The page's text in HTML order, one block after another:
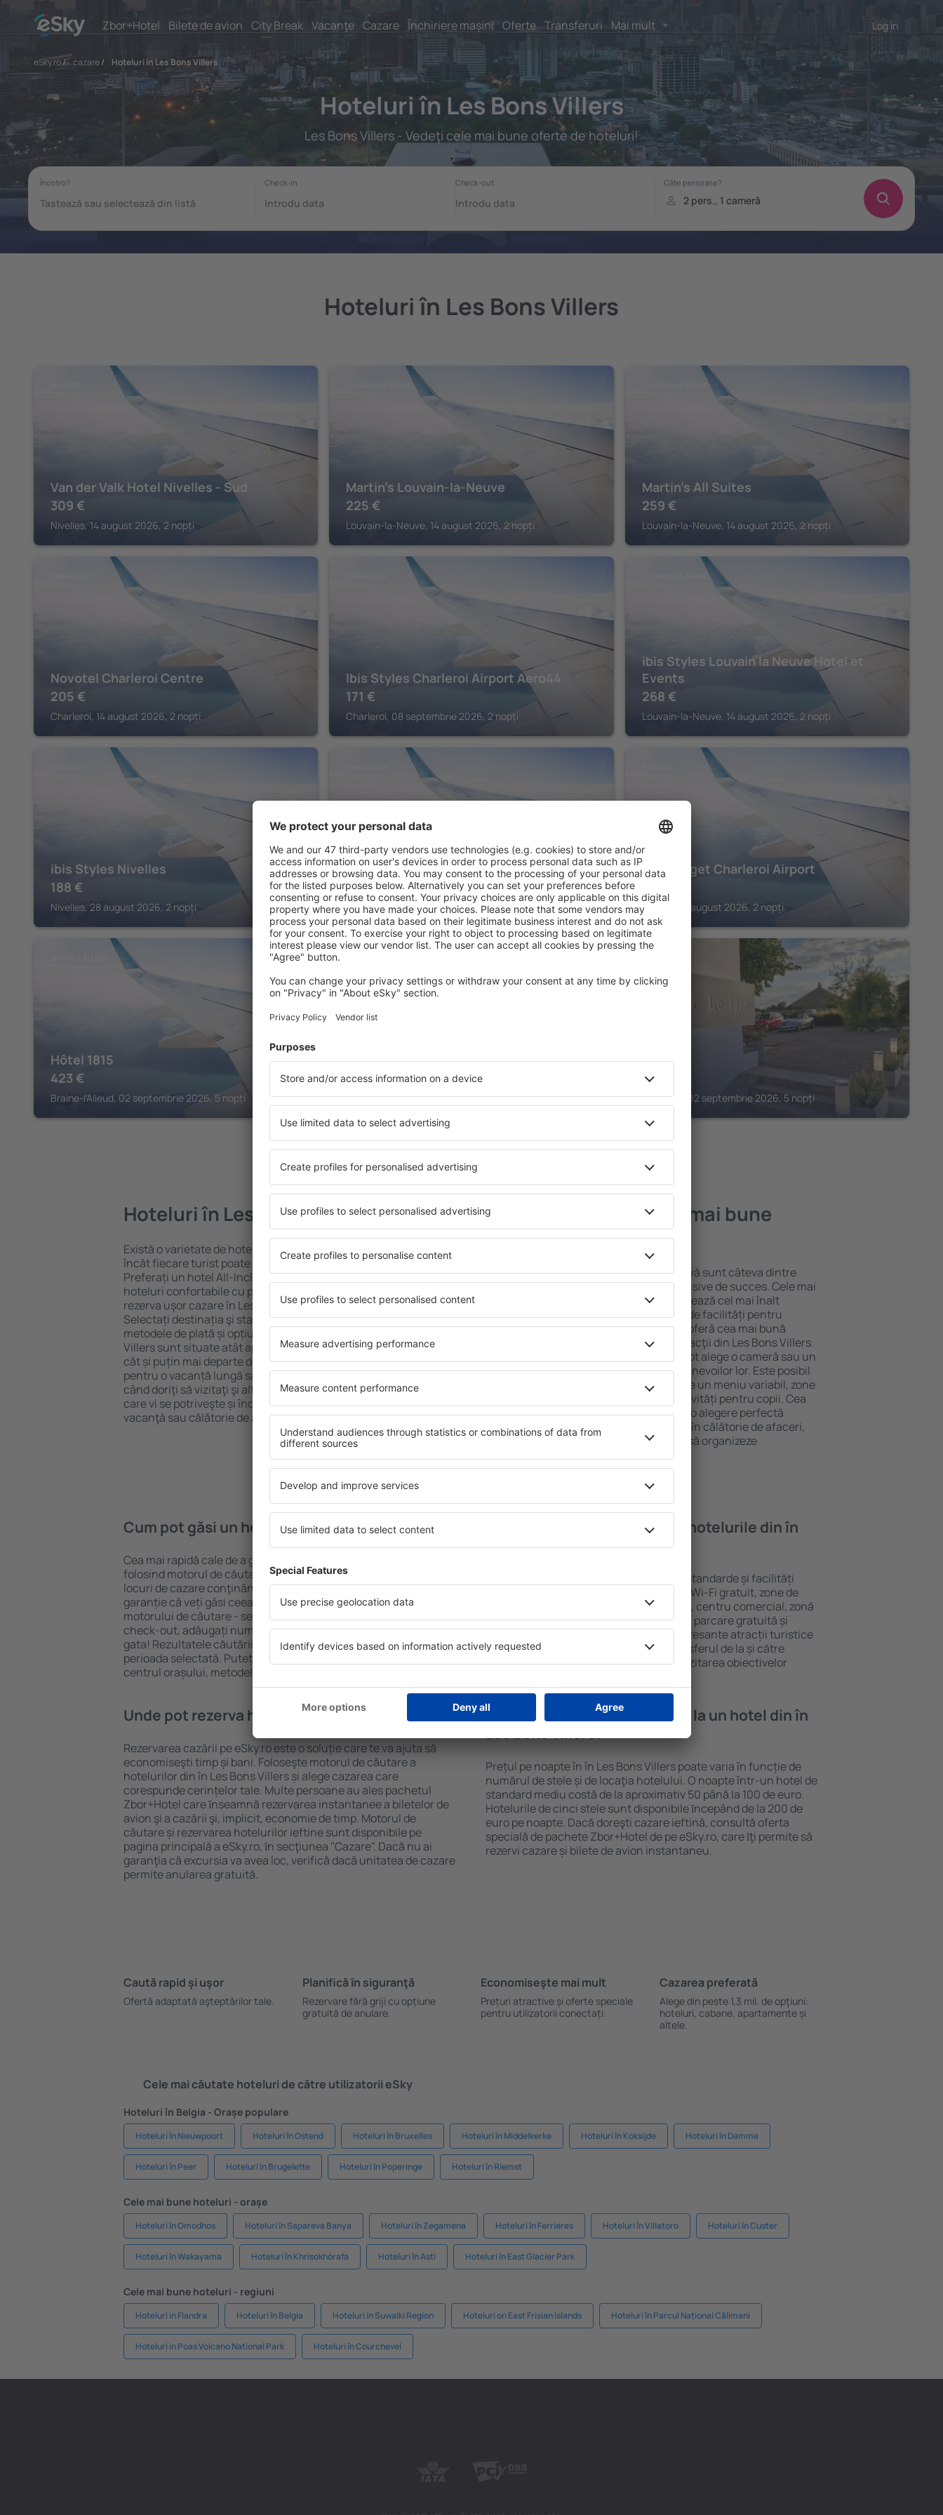
Zbor+Hotel Bilete de avion City Break Vacanţe Cazare Închiriere mașini Oferte Transferuri Mai mult Log in
eSky.ro/ cazare/ Hoteluri în Les Bons Villers
Hoteluri în Les Bons Villers
Les Bons Villers - Vedeţi cele mai bune oferte de hoteluri!
Hoteluri în Les Bons Villers
Van der Valk Hotel Nivelles - Sud
309 €
Nivelles, 14 august 2026, 2 nopți
Martin's Louvain-la-Neuve
225 €
Louvain-la-Neuve, 14 august 2026, 2 nopți
Martin's All Suites
259 €
Louvain-la-Neuve, 14 august 2026, 2 nopți
Novotel Charleroi Centre
205 €
Charleroi, 14 august 2026, 2 nopți
Ibis Styles Charleroi Airport Aero44
171 €
Charleroi, 08 septembrie 2026, 2 nopți
ibis Styles Louvain la Neuve Hotel et
Events
268 €
Louvain-la-Neuve, 14 august 2026, 2 nopți
ibis Styles Nivelles
188 €
Nivelles, 28 august 2026, 2 nopți
Ibis Charleroi Centre Gare
190€
Charleroi, 14 august 2026, 2 nopți
Ibis budget Charleroi Airport
Fleurus, 14 august 2026, 2 nopți
Hôtel 1815
423 €
Braine-l'Alleud, 02 septembrie 2026, 5 nopți
Le Manoir du Capitaine
341€
Seneffe, 14 august 2026, 2 nopți
Le 1815
540
Waterloo, 02 septembrie 2026, 5 nopți
Vedeți mai multe hoteluri în Les Bons Villers
Hoteluri în Les Bons Villers
Există o varietate de hoteluri disponibile în Les Bons Villers, astfel
încât fiecare turist poate găsi cazare potrivită nevoilor sale.
Preferați un hotel All-Inclusive cu standarde ȋnalte sau preferați
hoteluri confortabile cu preţuri mici? Cu ajutorul nostru puteți
rezerva uşor cazare în Les Bons Villers} pentru orice buget!
Selectați destinația şi standardul pentru hotel, verificați
metodele de plată și opțiunile de anulare. Hotelurile în Les Bons
Villers sunt situate atât aproape de atracţiile turistice populare,
cât și puțin mai departe de aglomerație. Toate sunt disponibile
pentru o vacanță lungă sau perfecte doar pentru o noapte atunci
când doriţi să vizitaţi şi alte oraşe din apropiere. Alegeți hotelul
care vi se potriveşte și începeți să vă faceți bagajele pentru o
vacanţă sau călătorie de afaceri!
Les Bons Villers – cele mai bune
hoteluri
O varietate de servicii și o locație atractivă sunt câteva dintre
elementele cheie ale unui hotel All-Inclusive de succes. Cele mai
bune hoteluri din Les Bons Villers garantează cel mai înalt
standard pentru servicii și o gamă largă de facilități pentru
oaspeți. O cazare cu standarde ridicate oferă cea mai bună
locație, ȋn apropiere de principalele distracţii din Les Bons Villers.
Oaspeții pot folosi parcarea gratuită și pot alege o cameră sau un
apartament care să corespundă perfect nevoilor lor. Este posibil
ca hotelurile cu standarde ȋnalte să ofere un meniu variabil, zone
de wellness precum spa și fitness, și activități pentru copii. Cea
mai bună cazare în Les Bons Villers este o alegere perfectă
pentru cupluri, familii și persoane aflate în călătorie de afaceri,
precum și pentru companii care doresc să organizeze
Cum pot găsi un hotel în Les Bons Villers?
Cea mai rapidă cale de a găsi un hotel în Les Bons Villers este
folosind motorul de căutare cazare eSky. Baza mare de date cu
locuri de cazare conţinând o gamă largă de opţiuni este o
garanție că veți găsi ceea ce căutați. Completați câmpurile
motorului de căutare - selectați locul, alegeți data de check-in și
check-out, adăugați numărul de oaspeți, numărul de camere şi
gata! Rezultatele căutării vă vor arăta cazarea disponibilă ȋn
perioada selectată. Puteți verifica uşor distanța de la hotel ȋn
centrul orașului, metodele de plată și clasificarea hotelului.
Ce fel de facilităţi voi găsi ȋn hotelurile din în
Les Bons Villers?
Hotelurile în Les Bons Villers au diferite standarde și facilități
pentru oaspeți. Cele mai frecvente sunt Wi-Fi gratuit, zone de
wellness cu SPA, mini bar/seif în cameră, centru comercial, zonă
de luat masa, zonă de joacă pentru copii, parcare gratuită și
broșuri informative despre cele mai interesante atracții turistice
din zonă. Unele proprietăți includ și transferul de la și către
aeroport. Uneori, acestea încurajează vizitarea obiectivelor
Unde pot rezerva hoteluri ȋn în Les Bons Villers?
Rezervarea cazării pe eSky.ro este o soluție care te va ajuta să
economiseşti timp și bani. Foloseşte motorul de căutare a
hotelurilor din în Les Bons Villers și alege cazarea care
corespunde cerințelor tale. Multe persoane au ales pachetul
Zbor+Hotel care ȋnseamnă rezervarea instantanee a biletelor de
avion şi a cazării şi, implicit, economie de timp. Motorul de
căutare și rezervarea hotelurilor ieftine sunt disponibile pe
pagina principală a eSky.ro, ȋn secţiunea "Cazare". Dacă nu ai
garanţia că excursia va avea loc, verifică dacă unitatea de cazare
permite anularea gratuită.
Cât costă o noapte de cazare la un hotel din în
Les Bons Villers?
Prețul pe noapte în în Les Bons Villers poate varia în funcție de
numărul de stele și de locaţia hotelului. O noapte într-un hotel de
standard mediu costă de la aproximativ 50 până la 100 de euro.
Hotelurile de cinci stele sunt disponibile ȋncepând de la 200 de
euro pe noapte. Dacă doreşti cazare ieftină, consultă oferta
specială de pachete Zbor+Hotel de pe eSky.ro, care ȋţi permite să
rezervi cazare și bilete de avion instantaneu.
Caută rapid şi uşor
Ofertă adaptată aşteptărilor tale.
Planifică ȋn siguranţă
Rezervare fără griji cu opțiune
gratuită de anulare.
Economiseşte mai mult
Prețuri atractive și oferte speciale
pentru utilizatorii conectați.
Cazarea preferată
Alege din peste 1,3 mil. de opţiuni:
hoteluri, cabane, apartamente și
altele.
Cele mai căutate hoteluri de către utilizatorii eSky
Hoteluri în Belgia - Orașe populare
Hoteluri în Nieuwpoort Hoteluri în Ostend Hoteluri în Bruxelles Hoteluri în Middelkerke Hoteluri în Koksijde Hoteluri în Damme
Hoteluri în Peer Hoteluri în Brugelette Hoteluri în Poperinge Hoteluri în Riemst
Cele mai bune hoteluri - orașe
Hoteluri în Omodhos Hoteluri în Sapareva Banya Hoteluri în Zegamena Hoteluri în Ferrieres Hoteluri în Villatoro Hoteluri în Custer
Hoteluri în Wakayama Hoteluri în Khrisokhórafa Hoteluri în Asti Hoteluri în East Glacier Park
Cele mai bune hoteluri - regiuni
Hoteluri in Flandra Hoteluri în Belgia Hoteluri in Suwalki Region Hoteluri on East Frisian Islands Hoteluri în Parcul Național Călimani
Hoteluri in Poas Volcano National Park Hoteluri în Courchevel